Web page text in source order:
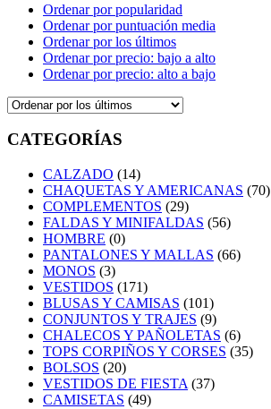
Ordenar por popularidad
Ordenar por puntuación media
Ordenar por los últimos
Ordenar por precio: bajo a alto
Ordenar por precio: alto a bajo
CATEGORÍAS
CALZADO (14)
CHAQUETAS Y AMERICANAS (70)
COMPLEMENTOS (29)
FALDAS Y MINIFALDAS (56)
HOMBRE (0)
PANTALONES Y MALLAS (66)
MONOS (3)
VESTIDOS (171)
BLUSAS Y CAMISAS (101)
CONJUNTOS Y TRAJES (9)
CHALECOS Y PAÑOLETAS (6)
TOPS CORPIÑOS Y CORSES (35)
BOLSOS (20)
VESTIDOS DE FIESTA (37)
CAMISETAS (49)